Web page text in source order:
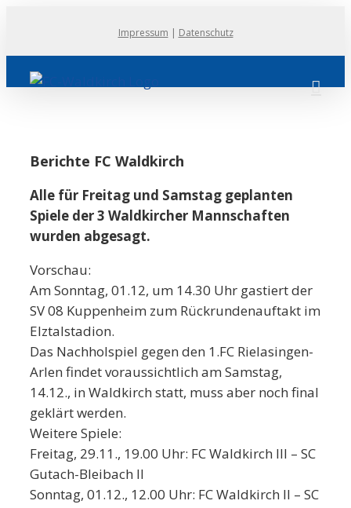
springen
Impressum | Datenschutz
Berichte FC Waldkirch
Alle für Freitag und Samstag geplanten
Spiele der 3 Waldkircher Mannschaften
wurden abgesagt.
Vorschau:
Am Sonntag, 01.12, um 14.30 Uhr gastiert der
SV 08 Kuppenheim zum Rückrundenauftakt im
Elztalstadion.
Das Nachholspiel gegen den 1.FC Rielasingen-
Arlen findet voraussichtlich am Samstag,
14.12., in Waldkirch statt, muss aber noch final
geklärt werden.
Weitere Spiele:
Freitag, 29.11., 19.00 Uhr: FC Waldkirch III – SC
Gutach-Bleibach II
Sonntag, 01.12., 12.00 Uhr: FC Waldkirch II – SC